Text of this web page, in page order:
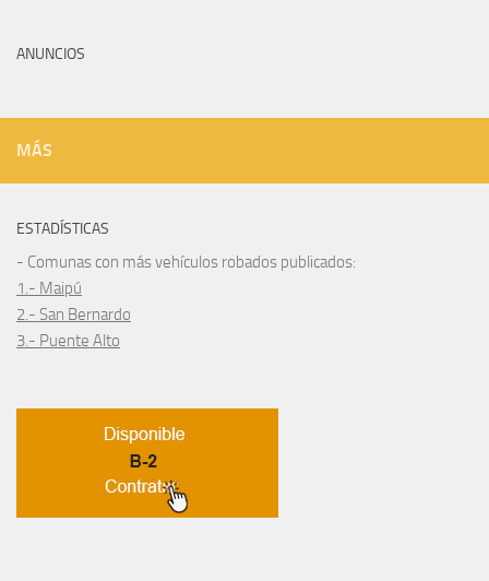
ANUNCIOS
MÁS
ESTADÍSTICAS
- Comunas con más vehículos robados publicados:
1.- Maipú
2.- San Bernardo
3.- Puente Alto